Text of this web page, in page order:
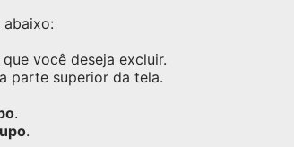
você deseja excluir.
parte superior da tela.
.
.